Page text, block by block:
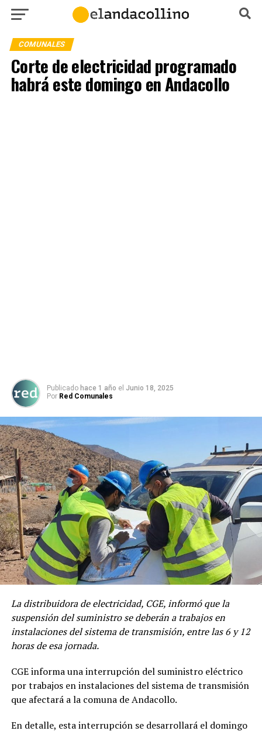
COMUNALES
Corte de electricidad programado
habrá este domingo en Andacollo
Publicado hace 1 año el Junio 18, 2025
Por Red Comunales
La distribuidora de electricidad, CGE, informó que la
suspensión del suministro se deberán a trabajos en
instalaciones del sistema de transmisión, entre las 6 y 12
horas de esa jornada.
CGE informa una interrupción del suministro eléctrico
por trabajos en instalaciones del sistema de transmisión
que afectará a la comuna de Andacollo.
En detalle, esta interrupción se desarrollará el domingo